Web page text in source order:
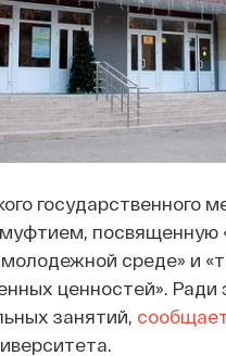
государственного
посвященную
среде» и
ценностей».
занятий,